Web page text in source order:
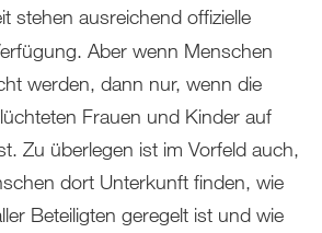
stehen ausreichend offizielle
Aber wenn Menschen
werden, dann nur, wenn die
Frauen und Kinder auf
Zu überlegen ist im Vorfeld auch,
dort Unterkunft finden, wie
Beteiligten geregelt ist und wie